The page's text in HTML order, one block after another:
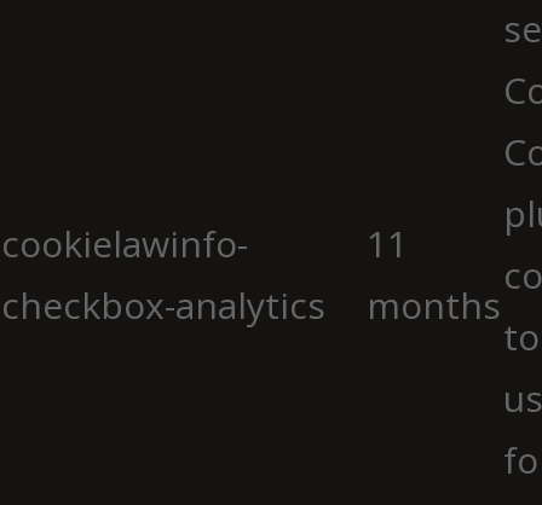
cookielawinfo-
checkbox-analytics
11
months